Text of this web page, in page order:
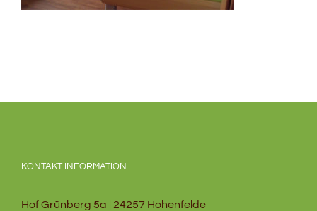
KONTAKT INFORMATION
Hof Grünberg 5a | 24257 Hohenfelde